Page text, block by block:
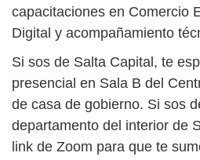
capacitaciones en Comercio
Digital y acompañamiento
Si sos de Salta Capital, te
presencial en Sala B del
de casa de gobierno. Si sos
departamento del interior de
link de Zoom para que te